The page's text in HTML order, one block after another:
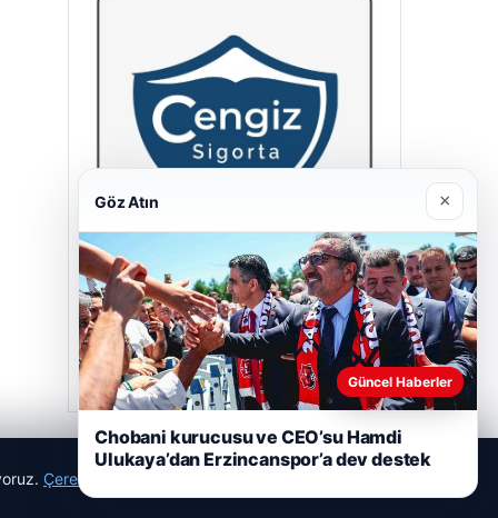
Cengiz Sigorta
23/06/2026
Çerez Politikamız
Göz Atın ×
Güncel Haberler
Chobani kurucusu ve CEO’su Hamdi
Ulukaya’dan Erzincanspor’a dev destek